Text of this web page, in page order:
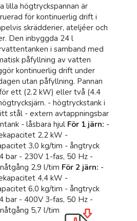
lilla högtryckspannan är
för kontinuerlig drift i
skrädderier, ateljéer och
Den inbyggda 24 l
i samband med
påfyllning av vatten
kontinuerlig drift under
utan påfyllning. Pannan
ett (2.2 kW) eller två (4.4
- högtryckstank i
stål - extern avtappningsbar
- låsbara hjul För 1 järn: -
2,2 kW -
3,0 kg/tim - ångtryck
bar - 230V 1-fas, 50 Hz -
2,9 l/tim För 2 järn: -
4,4 kW -
6,0 kg/tim - ångtryck
bar - 400V 3-fas, 50 Hz -
5,7 l/tim